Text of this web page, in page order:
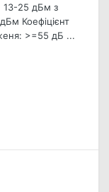
13-25 дБм з
Коефіцієнт
>=55 дБ ...